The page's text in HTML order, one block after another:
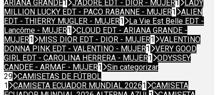
ARIANA GRANDE1 J'ADORE EDT - DIOR - MUJER1
LADY
MILLION LUCKY EDT - PACO RABANNE - MUJER1
ALIEN
EDT - THIERRY MUGLER - MUJER1
La Vie Est Belle EDT -
Lancôme - MUJER1
CLOUD EDT - ARIANA GRANDE -
MUJER1 MISS DIOR EDT - DIOR - MUJER1
VALENTINO
DONNA PINK EDT - VALENTINO - MUJER1
VERY GOOD
GIRL EDT - CAROLINA HERRERA - MUJER1
ODYSSEY
CANDEE - ARMAF - MUJER1
Sin categorizar
29 CAMISETAS DE FÚTBOL
1
CAMISETA ECUADOR MUNDIAL 20261
CAMISETA